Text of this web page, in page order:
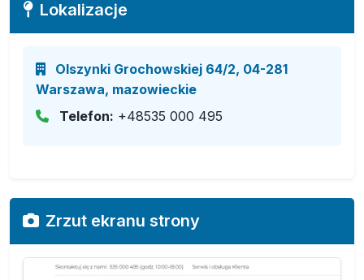
Lokalizacje
Olszynki Grochowskiej 64/2, 04-281
Warszawa, mazowieckie
Telefon: +48535 000 495
Zrzut ekranu strony